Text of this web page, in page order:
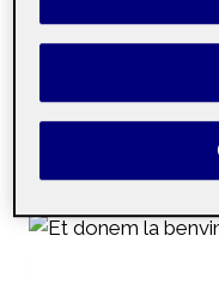
Per què són
LLEGIR MÉS
LES